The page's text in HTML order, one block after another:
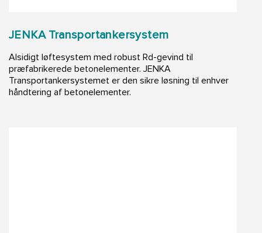
JENKA Transportankersystem
Alsidigt løftesystem med robust Rd-gevind til
præfabrikerede betonelementer. JENKA
Transportankersystemet er den sikre løsning til enhver
håndtering af betonelementer.